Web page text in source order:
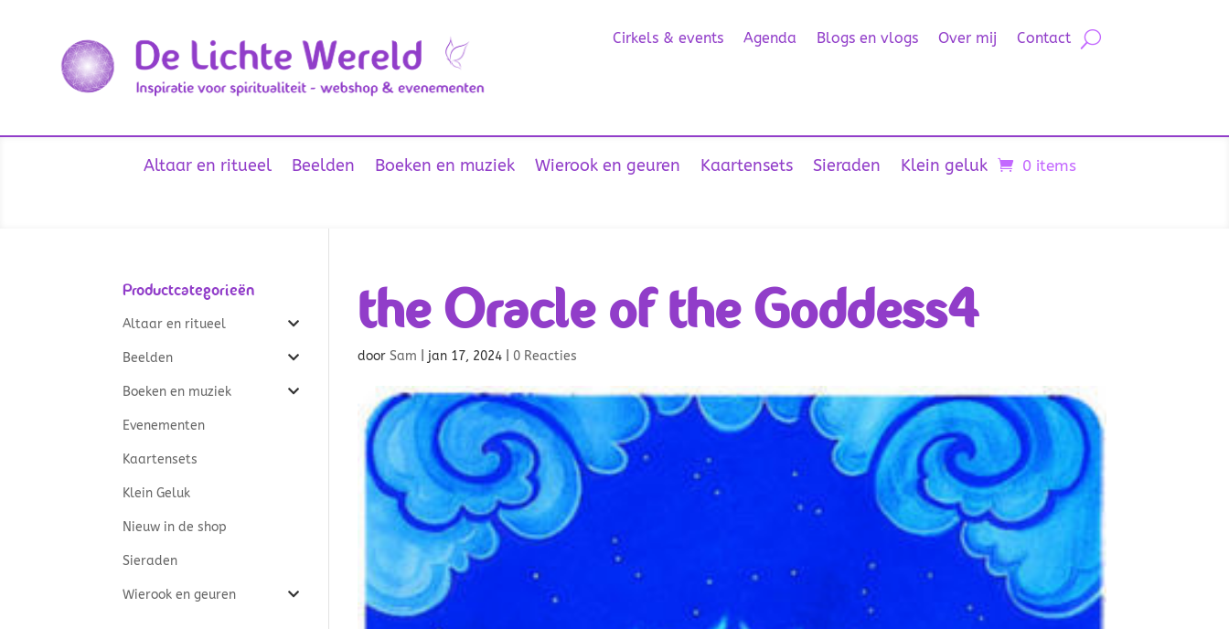
Cirkels & events Agenda Blogs en vlogs Over mij Contact
Altaar en ritueel Beelden Boeken en muziek Wierook en geuren Kaartensets Sieraden Klein geluk 0 items
the Oracle of the Goddess4
doorSam jan 17, 2024 0 Reacties
Productcategorieën
Altaar en ritueel
Beelden
Boeken en muziek
Evenementen
Kaartensets
Klein Geluk
Nieuw in de shop
Sieraden
Wierook en geuren